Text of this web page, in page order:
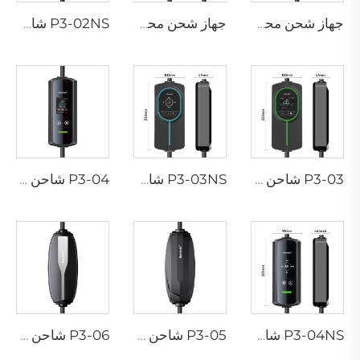
جهاز شحن محمول P3-01 لمركبات EV جهاز شحن محمول P3-02 لمركبات EV P3-02NS شاحن محمول لسيارات EV
P3-03 شاحن محمول لسيارات EV P3-03NS شاحن محمول لسيارات EV P3-04 شاحن محمول لسيارات EV
P3-04NS شاحن محمول لسيارات EV P3-05 شاحن محمول لسيارات EV P3-06 شاحن محمول لسيارات EV